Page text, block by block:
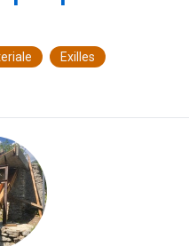
Exilles